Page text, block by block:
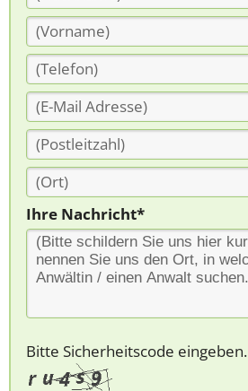
Ihre Nachricht*
Bitte Sicherheitscode eingeben.